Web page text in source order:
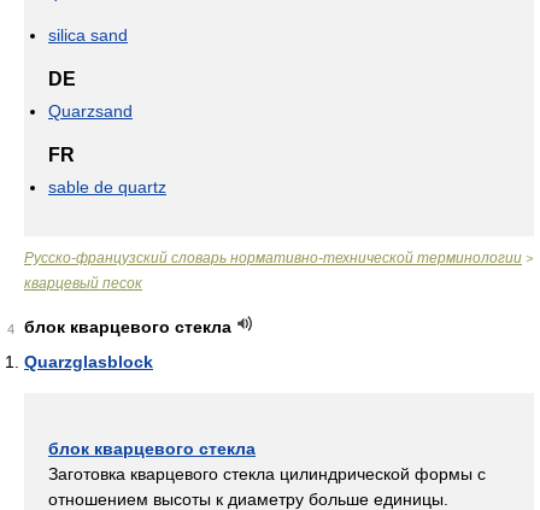
silica sand
DE
Quarzsand
FR
sable de quartz
Русско-французский словарь нормативно-технической терминологии >
кварцевый песок
4
блок кварцевого стекла
Quarzglasblock
блок кварцевого стекла
Заготовка кварцевого стекла цилиндрической формы с
отношением высоты к диаметру больше единицы.